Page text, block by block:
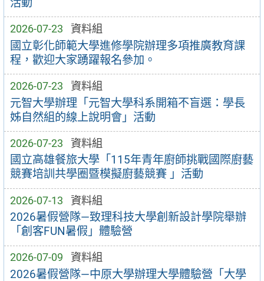
2026-07-23 資料組
國立彰化師範大學進修學院辦理多項推廣教育課
程，歡迎大家踴躍報名參加。
2026-07-23 資料組
元智大學辦理「元智大學科系開箱不盲選：學長
姊自然組的線上說明會」活動
2026-07-23 資料組
國立高雄餐旅大學「115年青年廚師挑戰國際廚藝
競賽培訓共學圈暨模擬廚藝競賽 」活動
2026-07-13 資料組
2026暑假營隊—致理科技大學創新設計學院舉辦
「創客FUN暑假」體驗營
2026-07-09 資料組
2026暑假營隊—中原大學辦理大學體驗營「大學